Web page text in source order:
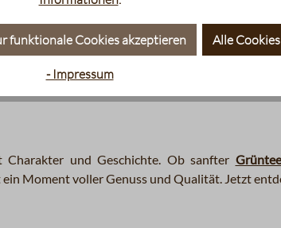
und Geschichte. Ob sanfter Grüntee
ein Moment voller Genuss und Qualität. Jetzt
funktionale Cookies akzeptieren Alle
- Impressum